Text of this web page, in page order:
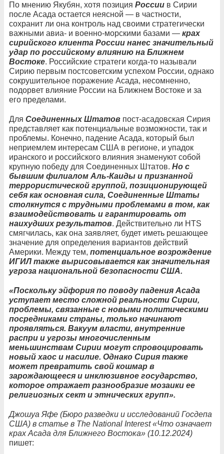
По мнению Якубян, хотя позиция России в Сирии
после Асада остается неясной — в частности,
сохранит ли она контроль над своими стратегически
важными авиа- и военно-морскими базами — крах
сирийского клиента России нанес значительный
удар по российскому влиянию на Ближнем
Востоке. Российские стратеги когда-то называли
Сирию первым постсоветским успехом России, однако
сокрушительное поражение Асада, несомненно,
подорвет влияние России на Ближнем Востоке и за
его пределами.
Для Соединенных Штатов пост-асадовская Сирия
представляет как потенциальные возможности, так и
проблемы. Конечно, падение Асада, который был
неприемлем интересам США в регионе, и упадок
иранского и российского влияния знаменуют собой
крупную победу для Соединенных Штатов. Но с
бывшим филиалом Аль-Каиды и признанной
террористической группой, позиционирующей
себя как основная сила, Соединенные Штаты
столкнутся с трудными проблемами в том, как
взаимодействовать и гарантировать от
наихудших результатов. Действительно ли HTS
смягчилась, как она заявляет, будет иметь решающее
значение для определения вариантов действий
Америки. Между тем, потенциальное возрождение
ИГИЛ также вырисовывается как значительная
угроза национальной безопасности США.
«Поскольку эйфория по поводу падения Асада
уступает место сложной реальности Сирии,
проблемы, связанные с новыми политическими
посредниками страны, только начинают
проявляться. Вакуум власти, внутренние
распри и угрозы многочисленным
меньшинствам Сирии могут спровоцировать
новый хаос и насилие. Однако Сирия также
может превратить свой кошмар в
зарождающееся и инклюзивное государство,
которое отражает разнообразие мозаики ее
религиозных сект и этнических групп».
Джошуа Яфе (Бюро разведки и исследований Госдепа
США) в статье в The National Interest «Что означает
крах Асада для Ближнего Востока» (10.12.2024)
пишет: